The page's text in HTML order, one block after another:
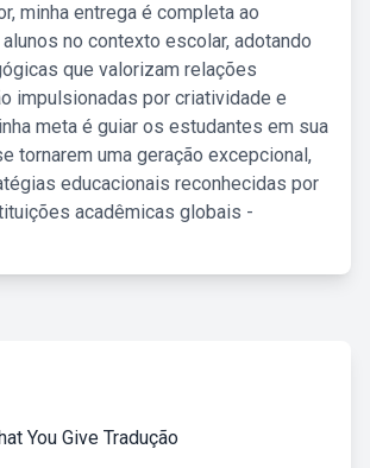
minha entrega é completa ao
no contexto escolar, adotando
que valorizam relações
impulsionadas por criatividade e
meta é guiar os estudantes em sua
tornarem uma geração excepcional,
educacionais reconhecidas por
acadêmicas globais -
You Give Tradução